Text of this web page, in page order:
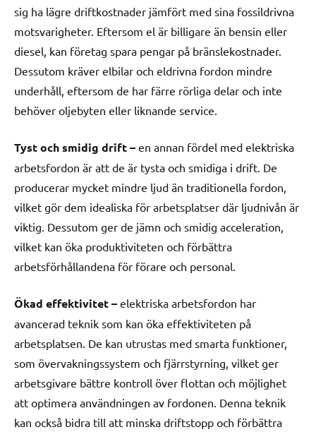
sig ha lägre driftkostnader jämfört med sina fossildrivna
motsvarigheter. Eftersom el är billigare än bensin eller
diesel, kan företag spara pengar på bränslekostnader.
Dessutom kräver elbilar och eldrivna fordon mindre
underhåll, eftersom de har färre rörliga delar och inte
behöver oljebyten eller liknande service.
Tyst och smidig drift – en annan fördel med elektriska
arbetsfordon är att de är tysta och smidiga i drift. De
producerar mycket mindre ljud än traditionella fordon,
vilket gör dem idealiska för arbetsplatser där ljudnivån är
viktig. Dessutom ger de jämn och smidig acceleration,
vilket kan öka produktiviteten och förbättra
arbetsförhållandena för förare och personal.
Ökad effektivitet – elektriska arbetsfordon har
avancerad teknik som kan öka effektiviteten på
arbetsplatsen. De kan utrustas med smarta funktioner,
som övervakningssystem och fjärrstyrning, vilket ger
arbetsgivare bättre kontroll över flottan och möjlighet
att optimera användningen av fordonen. Denna teknik
kan också bidra till att minska driftstopp och förbättra